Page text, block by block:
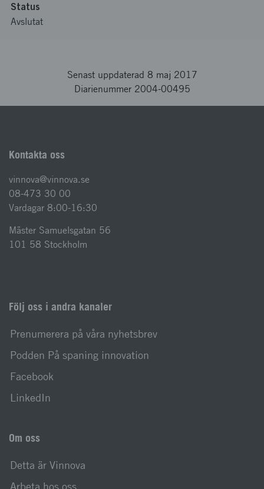
Status
Avslutat
Senast uppdaterad 8 maj 2017
Diarienummer 2004-00495
Kontakta oss
vinnova@vinnova.se
08-473 30 00
Vardagar 8:00-16:30
Mäster Samuelsgatan 56
101 58 Stockholm
Följ oss i andra kanaler
Prenumerera på våra nyhetsbrev
Podden På spaning innovation
Facebook
LinkedIn
Om oss
Detta är Vinnova
Arbeta hos oss